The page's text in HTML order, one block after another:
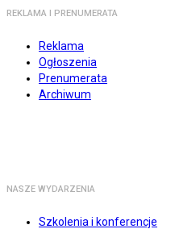
REKLAMA I PRENUMERATA
Reklama
Ogłoszenia
Prenumerata
Archiwum
NASZE WYDARZENIA
Szkolenia i konferencje